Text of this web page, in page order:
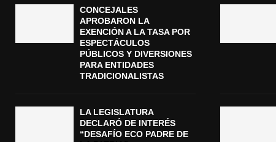
CONCEJALES
APROBARON LA
EXENCIÓN A LA TASA POR
ESPECTÁCULOS
PÚBLICOS Y DIVERSIONES
PARA ENTIDADES
TRADICIONALISTAS
LA LEGISLATURA
DECLARÓ DE INTERÉS
“DESAFÍO ECO PADRE DE